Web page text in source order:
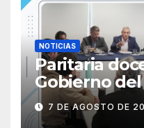
NOTICIAS
Paritaria
Gobierno
un acuerdo
gremios del
7 DE AGOSTO DE